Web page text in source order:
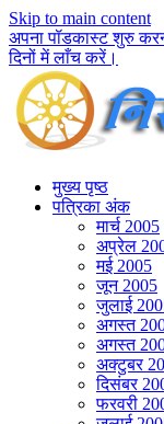
Skip to main content
अपना पॉडकास्ट शुरु
दिनों में लाँच करें।
मुख्य पृष्ठ
पत्रिका अंक
मार्च 2005
अप्रेल
मई 2005
जून 2005
जुलाई
अगस्त
अगस्त
अक्टुबर
दिसंबर
फरवरी